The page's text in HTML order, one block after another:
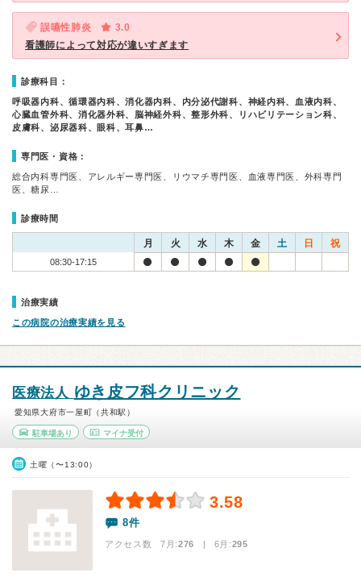
誤嚥性肺炎
3.0
看護師によって対応が違いすぎます
診療科目：
呼吸器内科、循環器内科、消化器内科、内分泌代謝科、神経内科、血液内科、
心臓血管外科、消化器外科、脳神経外科、整形外科、リハビリテーション科、
皮膚科、泌尿器科、眼科、耳鼻…
専門医・資格：
総合内科専門医、アレルギー専門医、リウマチ専門医、血液専門医、外科専門
医、糖尿…
診療時間
月 火 水 木 金 土 日 祝
08:30-17:15
治療実績
この病院の治療実績を見る
医療法人 ゆき皮フ科クリニック
愛知県大府市一屋町（共和駅）
駐車場あり マイナ受付
土曜（〜13:00）
3.58
8件
アクセス数 7月:276 | 6月:295